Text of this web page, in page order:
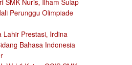
SMK Nuris, Ilham Sulap
Perunggu Olimpiade
Lahir Prestasi, Irdina
Bahasa Indonesia